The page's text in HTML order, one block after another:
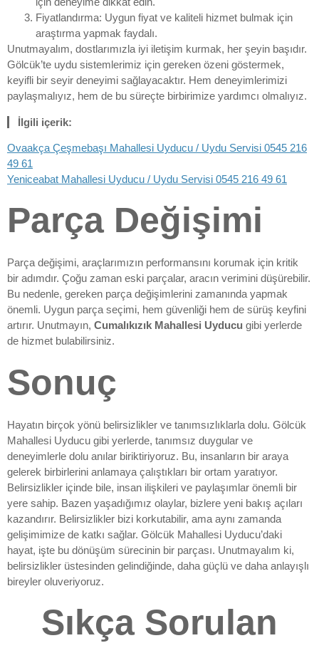
Fiyatlandırma: Uygun fiyat ve kaliteli hizmet bulmak için
araştırma yapmak faydalı.
Unutmayalım, dostlarımızla iyi iletişim kurmak, her şeyin başıdır.
Gölcük’te uydu sistemlerimiz için gereken özeni göstermek,
keyifli bir seyir deneyimi sağlayacaktır. Hem deneyimlerimizi
paylaşmalıyız, hem de bu süreçte birbirimize yardımcı olmalıyız.
İlgili içerik:
Ovaakça Çeşmebaşı Mahallesi Uyducu / Uydu Servisi 0545 216
49 61
Yeniceabat Mahallesi Uyducu / Uydu Servisi 0545 216 49 61
Parça Değişimi
Parça değişimi, araçlarımızın performansını korumak için kritik
bir adımdır. Çoğu zaman eski parçalar, aracın verimini düşürebilir.
Bu nedenle, gereken parça değişimlerini zamanında yapmak
önemli. Uygun parça seçimi, hem güvenliği hem de sürüş keyfini
artırır. Unutmayın, Cumalıkızık Mahallesi Uyducu gibi yerlerde
de hizmet bulabilirsiniz.
Sonuç
Hayatın birçok yönü belirsizlikler ve tanımsızlıklarla dolu. Gölcük
Mahallesi Uyducu gibi yerlerde, tanımsız duygular ve
deneyimlerle dolu anılar biriktiriyoruz. Bu, insanların bir araya
gelerek birbirlerini anlamaya çalıştıkları bir ortam yaratıyor.
Belirsizlikler içinde bile, insan ilişkileri ve paylaşımlar önemli bir
yere sahip. Bazen yaşadığımız olaylar, bizlere yeni bakış açıları
kazandırır. Belirsizlikler bizi korkutabilir, ama aynı zamanda
gelişimimize de katkı sağlar. Gölcük Mahallesi Uyducu’daki
hayat, işte bu dönüşüm sürecinin bir parçası. Unutmayalım ki,
belirsizlikler üstesinden gelindiğinde, daha güçlü ve daha anlayışlı
bireyler oluveriyoruz.
Sıkça Sorulan